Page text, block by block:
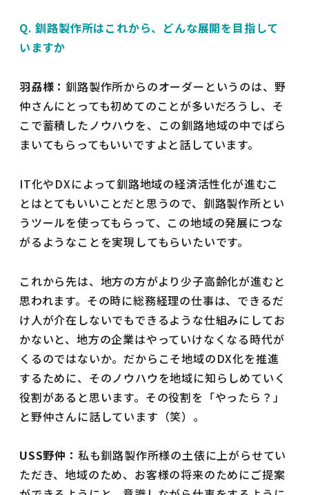
Q. 釧路製作所はこれから、どんな展開を目指して
いますか
羽刕様：釧路製作所からのオーダーというのは、野
仲さんにとっても初めてのことが多いだろうし、そ
こで蓄積したノウハウを、この釧路地域の中でばら
まいてもらってもいいですよと話しています。
IT化やDXによって釧路地域の経済活性化が進むこ
とはとてもいいことだと思うので、釧路製作所とい
うツールを使ってもらって、この地域の発展につな
がるようなことを実現してもらいたいです。
これから先は、地方の方がより少子高齢化が進むと
思われます。その時に総務経理の仕事は、できるだ
け人が介在しないでもできるような仕組みにしてお
かないと、地方の企業はやっていけなくなる時代が
くるのではないか。だからこそ地域のDX化を推進
するために、そのノウハウを地域に知らしめていく
役割があると思います。その役割を「やったら？」
と野仲さんに話しています（笑）。
USS野仲： 私も釧路製作所様の土俵に上がらせてい
ただき、地域のため、お客様の将来のためにご提案